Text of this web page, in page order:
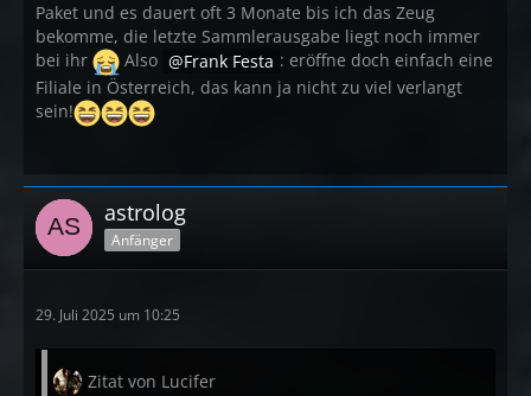
Paket und es dauert oft 3 Monate bis ich das Zeug
bekomme, die letzte Sammlerausgabe liegt noch immer
bei ihr
Also Frank Festa : eröffne doch einfach eine
Filiale in Österreich, das kann ja nicht zu viel verlangt
sein!
astrolog
Anfänger
29. Juli 2025 um 10:25
Zitat von Lucifer